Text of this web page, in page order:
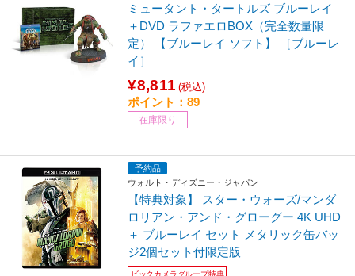
ミュータント・タートルズ ブルーレイ
＋DVD ラファエロBOX（完全数量限
定） 【ブルーレイ ソフト】 ［ブルーレ
イ］
¥8,811 (税込)
ポイント：89
在庫限り
予約品
ウォルト・ディズニー・ジャパン
【特典対象】 スター・ウォーズ/マンダ
ロリアン・アンド・グローグー 4K UHD
＋ ブルーレイ セット メタリック缶バッ
ジ2個セット付限定版
ビックカメラグループ特典